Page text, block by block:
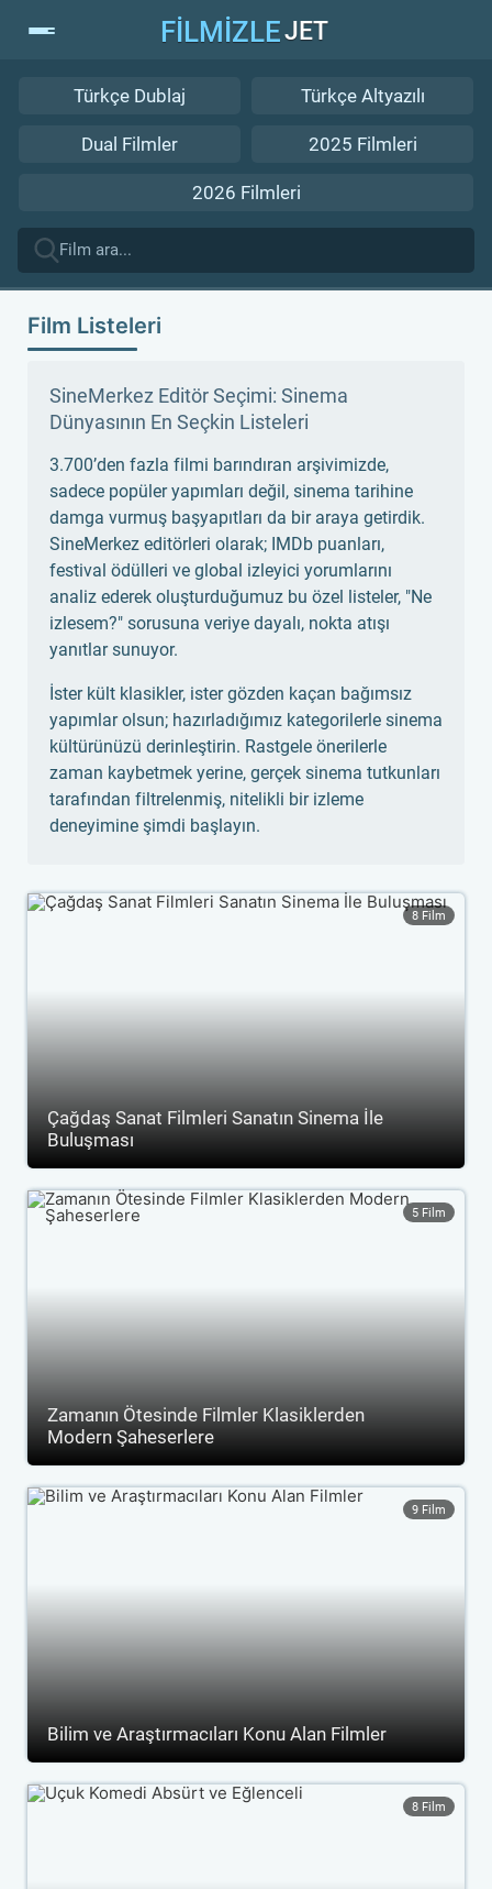
FİLMİZLEJET
Türkçe Dublaj Türkçe Altyazılı
Dual Filmler 2025 Filmleri
2026 Filmleri
Film Listeleri
SineMerkez Editör Seçimi: Sinema
Dünyasının En Seçkin Listeleri
3.700’den fazla filmi barındıran arşivimizde,
sadece popüler yapımları değil, sinema tarihine
damga vurmuş başyapıtları da bir araya getirdik.
SineMerkez editörleri olarak; IMDb puanları,
festival ödülleri ve global izleyici yorumlarını
analiz ederek oluşturduğumuz bu özel listeler, "Ne
izlesem?" sorusuna veriye dayalı, nokta atışı
yanıtlar sunuyor.
İster kült klasikler, ister gözden kaçan bağımsız
yapımlar olsun; hazırladığımız kategorilerle sinema
kültürünüzü derinleştirin. Rastgele önerilerle
zaman kaybetmek yerine, gerçek sinema tutkunları
tarafından filtrelenmiş, nitelikli bir izleme
deneyimine şimdi başlayın.
Çağdaş Sanat Filmleri Sanatın Sinema İle
Buluşması
8 Film
Zamanın Ötesinde Filmler Klasiklerden
Modern Şaheserlere
5 Film
Bilim ve Araştırmacıları Konu Alan Filmler
9 Film
8 Film